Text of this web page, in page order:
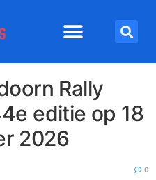
Rally
editie op 18
2026
0